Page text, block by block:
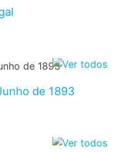
de 1893